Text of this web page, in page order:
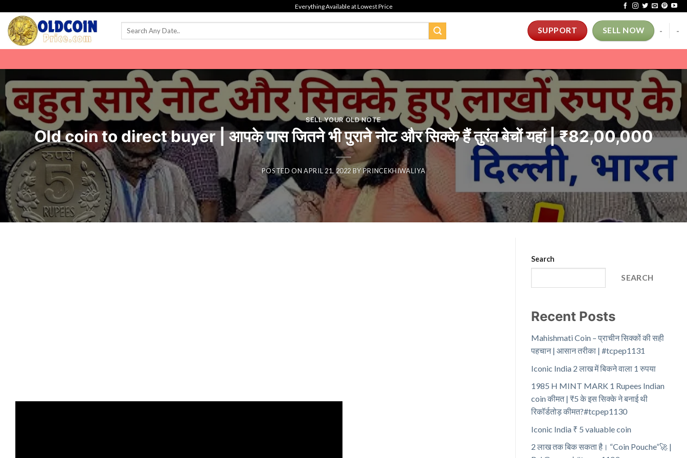
content
Everything Available at Lowest Price
SUPPORT SELL NOW - -
SELL YOUR OLD NOTE
Old coin to direct buyer | आपके पास जितने भी पुराने नोट और सिक्के हैं तुरंत बेचों यहां | ₹82,00,000
POSTED ONAPRIL 21, 2022BYPRINCEKHIWALIYA
Search
SEARCH
Recent Posts
Mahishmati Coin – प्राचीन सिक्कों की सही
पहचान | आसान तरीका | #tcpep1131
Iconic India 2 लाख में बिकने वाला 1 रुपया
1985 H MINT MARK 1 Rupees Indian
coin कीमत | ₹5 के इस सिक्के ने बनाई थी
रिकॉर्डतोड़ कीमत?#tcpep1130
Iconic India ₹ 5 valuable coin
2 लाख तक बिक सकता है। “Coin Pouche”🚀 |